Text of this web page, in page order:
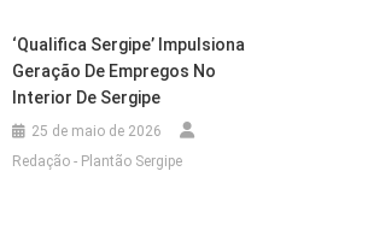
‘Qualifica Sergipe’ Impulsiona
Geração De Empregos No
Interior De Sergipe
25 de maio de 2026
Redação - Plantão Sergipe